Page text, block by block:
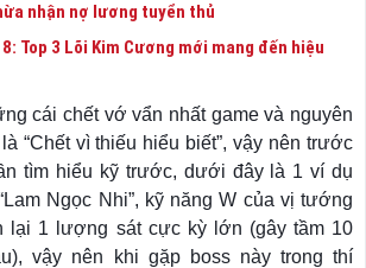
nhận nợ lương tuyển thủ
Top 3 Lõi Kim Cương mới mang đến hiệu
cái chết vớ vẩn nhất game và nguyên
“Chết vì thiếu hiểu biết”, vậy nên trước
tìm hiểu kỹ trước, dưới đây là 1 ví dụ
Ngọc Nhi”, kỹ năng W của vị tướng
lại 1 lượng sát cực kỳ lớn (gây tầm 10
vậy nên khi gặp boss này trong thí